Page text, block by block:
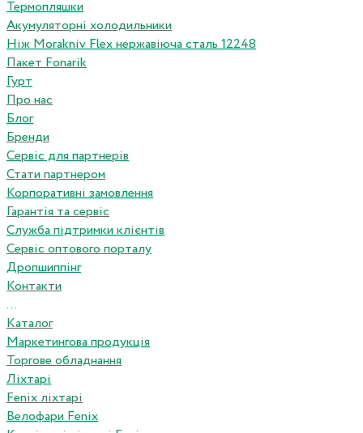
Термопляшки
Акумуляторні холодильники
Ніж Morakniv Flex нержавіюча сталь 12248
Пакет Fonarik
Гурт
Про нас
Блог
Бренди
Сервіс для партнерів
Стати партнером
Корпоративні замовлення
Гарантія та сервіс
Служба підтримки клієнтів
Сервіс оптового порталу
Дропшиппінг
Контакти
...
Каталог
Маркетингова продукція
Торгове обладнання
Ліхтарі
Fenix ліхтарі
Велофари Fenix